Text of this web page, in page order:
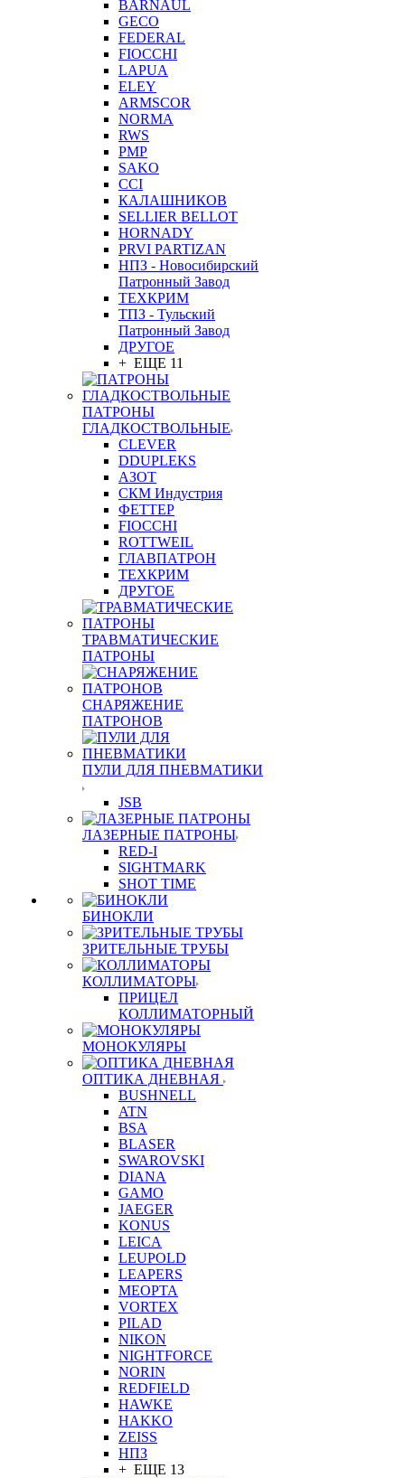
BARNAUL
GEСO
FEDERAL
FIOCCHI
LAPUA
ELEY
ARMSCOR
NORMA
RWS
PMP
SAKO
CCI
КАЛАШНИКОВ
SELLIER BELLOT
HORNADY
PRVI PARTIZAN
НПЗ - Новосибирский
Патронный Завод
ТЕХКРИМ
ТПЗ - Тульский
Патронный Завод
ДРУГОЕ
+ ЕЩЕ 11
ПАТРОНЫ
ГЛАДКОСТВОЛЬНЫЕ
CLEVER
DDUPLEKS
АЗОТ
СКМ Индустрия
ФЕТТЕР
FIOCCHI
ROTTWEIL
ГЛАВПАТРОН
ТЕХКРИМ
ДРУГОЕ
ТРАВМАТИЧЕСКИЕ
ПАТРОНЫ
СНАРЯЖЕНИЕ
ПАТРОНОВ
ПУЛИ ДЛЯ ПНЕВМАТИКИ
JSB
ЛАЗЕРНЫЕ ПАТРОНЫ
RED-I
SIGHTMARK
SHOT TIME
БИНОКЛИ
ЗРИТЕЛЬНЫЕ ТРУБЫ
КОЛЛИМАТОРЫ
ПРИЦЕЛ
КОЛЛИМАТОРНЫЙ
МОНОКУЛЯРЫ
ОПТИКА ДНЕВНАЯ
BUSHNELL
ATN
BSA
BLASER
SWAROVSKI
DIANA
GAMO
JAEGER
KONUS
LEICA
LEUPOLD
LEAPERS
MEOPTA
VORTEX
PILAD
NIKON
NIGHTFORCE
NORIN
REDFIELD
HAWKE
HAKKO
ZEISS
НПЗ
+ ЕЩЕ 13